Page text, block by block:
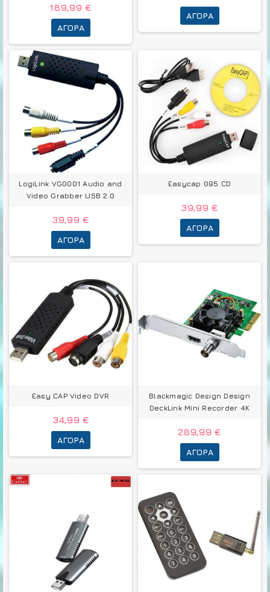
189,99 €
ΑΓΟΡΆ
ΑΓΟΡΆ
LogiLink VG0001 Audio and
Video Grabber USB 2.0
39,99 €
ΑΓΟΡΆ
Easycap 085 CD
39,99 €
ΑΓΟΡΆ
Easy CAP Video DVR
34,99 €
ΑΓΟΡΆ
Blackmagic Design Design
DeckLink Mini Recorder 4K
289,99 €
ΑΓΟΡΆ